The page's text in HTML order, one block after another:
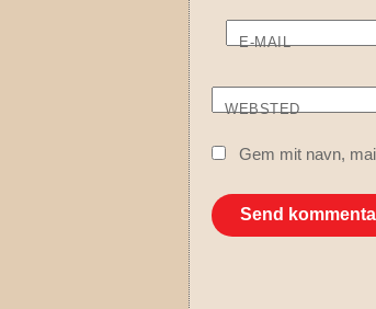
E-MAIL
WEBSTED
Gem mit navn,